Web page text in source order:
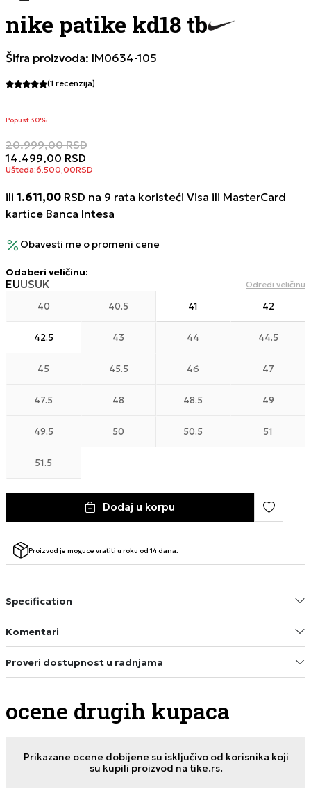
nike patike kd18 tb
Šifra proizvoda: IM0634-105
(1 recenzija)
Popust 30%
20.999,00 RSD
14.499,00 RSD
Ušteda:6.500,00RSD
ili 1.611,00 RSD na 9 rata koristeći Visa ili MasterCard
kartice Banca Intesa
Obavesti me o promeni cene
Odaberi veličinu:
EUUSUK Odredi veličinu
40 40.5 41 42
42.5 43 44 44.5
45 45.5 46 47
47.5 48 48.5 49
49.5 50 50.5 51
51.5
Dodaj u korpu
Proizvod je moguce vratiti u roku od 14 dana.
Specification
Komentari
Proveri dostupnost u radnjama
ocene drugih kupaca
Prikazane ocene dobijene su isključivo od korisnika koji
su kupili proizvod na tike.rs.